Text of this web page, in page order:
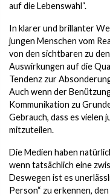
auf die Lebenswahl“.
In klarer und brillanter
jungen Menschen vom
von den sichtbaren zu
Auswirkungen auf die
Tendenz zur
Auch wenn der
Kommunikation zu
Gebrauch, dass es vielen
mitzuteilen.
Die Medien haben
wenn tatsächlich eine
Deswegen ist es
Person“ zu erkennen,